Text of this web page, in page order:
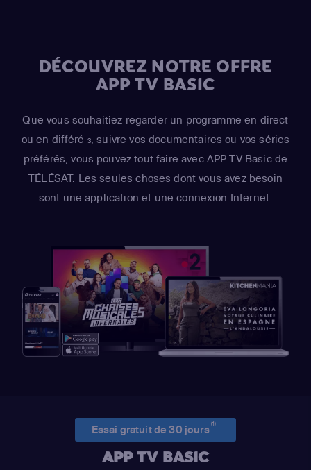
DÉCOUVREZ NOTRE OFFRE
APP TV BASIC
Que vous souhaitiez regarder un programme en direct
ou en différé 3, suivre vos documentaires ou vos séries
préférés, vous pouvez tout faire avec APP TV Basic de
TÉLÉSAT. Les seules choses dont vous avez besoin
sont une application et une connexion Internet.
Essai gratuit de 30 jours(1)
APP TV BASIC